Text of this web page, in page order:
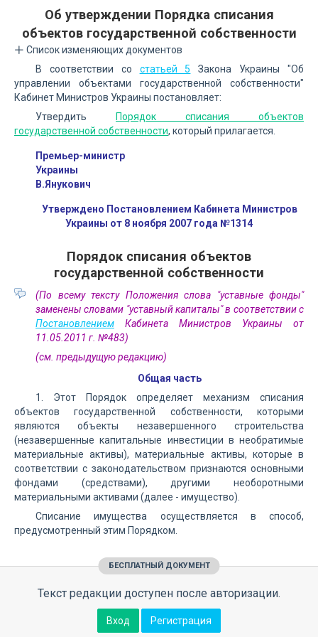
Об утверждении Порядка списания
объектов государственной собственности
Список изменяющих документов
В соответствии со статьей 5 Закона Украины "Об
управлении объектами государственной собственности"
Кабинет Министров Украины постановляет:
Утвердить
Порядок списания объектов
государственной собственности, который прилагается.
Премьер-министр
Украины
В.Янукович
Утверждено Постановлением Кабинета Министров
Украины от 8 ноября 2007 года №1314
Порядок списания объектов
государственной собственности
(По всему тексту Положения слова "уставные фонды"
заменены словами "уставный капиталы" в соответствии с
Постановлением Кабинета Министров Украины от
11.05.2011 г. №483)
(см. предыдущую редакцию)
Общая часть
1. Этот Порядок определяет механизм списания
объектов государственной собственности, которыми
являются объекты незавершенного строительства
(незавершенные капитальные инвестиции в необратимые
материальные активы), материальные активы, которые в
соответствии с законодательством признаются основными
фондами (средствами), другими необоротными
материальными активами (далее - имущество).
Списание имущества осуществляется в способ,
предусмотренный этим Порядком.
БЕСПЛАТНЫЙ ДОКУМЕНТ
Текст редакции доступен после авторизации.
Вход Регистрация